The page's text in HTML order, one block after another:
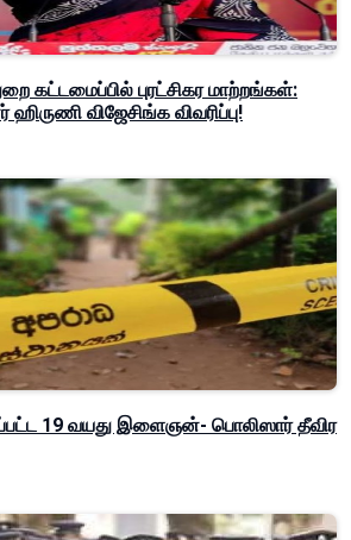
கட்டமைப்பில் புரட்சிகர மாற்றங்கள்:
ஹிருணி விஜேசிங்க விவரிப்பு!
19 வயது இளைஞன்- பொலிஸார் தீவிர